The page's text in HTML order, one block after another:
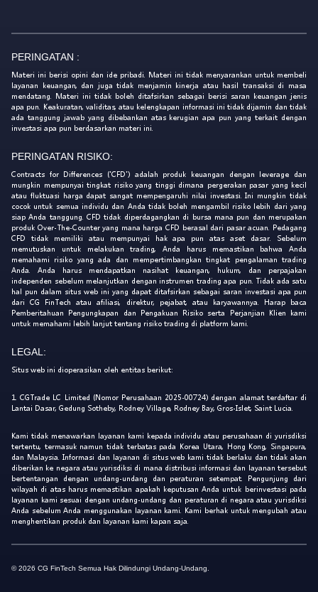
PERINGATAN :
Materi ini berisi opini dan ide pribadi. Materi ini tidak menyarankan untuk membeli
layanan keuangan, dan juga tidak menjamin kinerja atau hasil transaksi di masa
mendatang. Materi ini tidak boleh ditafsirkan sebagai berisi saran keuangan jenis
apa pun. Keakuratan, validitas, atau kelengkapan informasi ini tidak dijamin dan tidak
ada tanggung jawab yang dibebankan atas kerugian apa pun yang terkait dengan
investasi apa pun berdasarkan materi ini.
PERINGATAN RISIKO:
Contracts for Differences ('CFD') adalah produk keuangan dengan leverage dan
mungkin mempunyai tingkat risiko yang tinggi dimana pergerakan pasar yang kecil
atau fluktuasi harga dapat sangat mempengaruhi nilai investasi. Ini mungkin tidak
cocok untuk semua individu dan Anda tidak boleh mengambil risiko lebih dari yang
siap Anda tanggung. CFD tidak diperdagangkan di bursa mana pun dan merupakan
produk Over-The-Counter yang mana harga CFD berasal dari pasar acuan. Pedagang
CFD tidak memiliki atau mempunyai hak apa pun atas aset dasar. Sebelum
memutuskan untuk melakukan trading, Anda harus memastikan bahwa Anda
memahami risiko yang ada dan mempertimbangkan tingkat pengalaman trading
Anda. Anda harus mendapatkan nasihat keuangan, hukum, dan perpajakan
independen sebelum melanjutkan dengan instrumen trading apa pun. Tidak ada satu
hal pun dalam situs web ini yang dapat ditafsirkan sebagai saran investasi apa pun
dari CG FinTech atau afiliasi, direktur, pejabat, atau karyawannya. Harap baca
Pemberitahuan Pengungkapan dan Pengakuan Risiko serta Perjanjian Klien kami
untuk memahami lebih lanjut tentang risiko trading di platform kami.
LEGAL:
Situs web ini dioperasikan oleh entitas berikut:
1. CGTrade LC Limited (Nomor Perusahaan 2025-00724) dengan alamat terdaftar di
Lantai Dasar, Gedung Sotheby, Rodney Village, Rodney Bay, Gros-Islet, Saint Lucia.
Kami tidak menawarkan layanan kami kepada individu atau perusahaan di yurisdiksi
tertentu, termasuk namun tidak terbatas pada Korea Utara, Hong Kong, Singapura,
dan Malaysia. Informasi dan layanan di situs web kami tidak berlaku dan tidak akan
diberikan ke negara atau yurisdiksi di mana distribusi informasi dan layanan tersebut
bertentangan dengan undang-undang dan peraturan setempat. Pengunjung dari
wilayah di atas harus memastikan apakah keputusan Anda untuk berinvestasi pada
layanan kami sesuai dengan undang-undang dan peraturan di negara atau yurisdiksi
Anda sebelum Anda menggunakan layanan kami. Kami berhak untuk mengubah atau
menghentikan produk dan layanan kami kapan saja.
© 2026 CG FinTech Semua Hak Dilindungi Undang-Undang.